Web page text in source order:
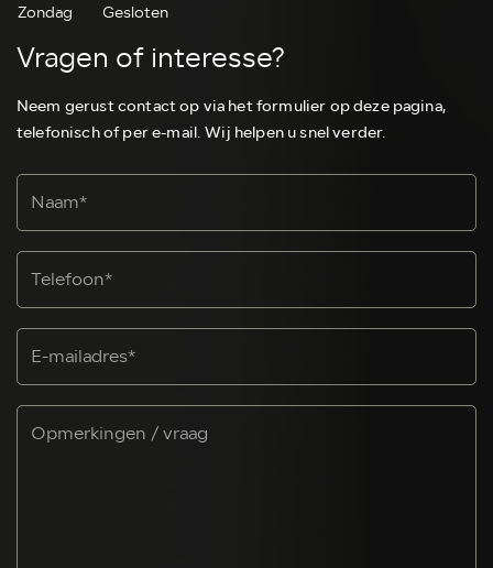
Zondag
Gesloten
Vragen of interesse?
Neem gerust contact op via het formulier op deze pagina,
telefonisch of per e-mail. Wij helpen u snel verder.